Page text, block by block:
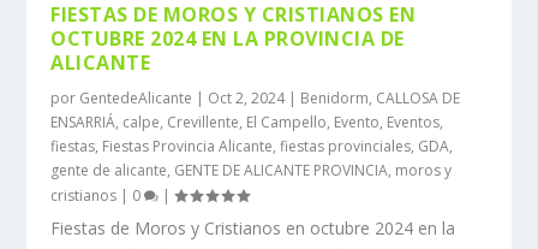
FIESTAS DE MOROS Y CRISTIANOS EN
OCTUBRE 2024 EN LA PROVINCIA DE
ALICANTE
por GentedeAlicante | Oct 2, 2024| Benidorm, CALLOSA DE
ENSARRIÁ, calpe, Crevillente, El Campello, Evento, Eventos,
fiestas, Fiestas Provincia Alicante,fiestas provinciales, GDA,
gente de alicante, GENTE DE ALICANTE PROVINCIA, moros y
cristianos | 0 |
Fiestas de Moros y Cristianos en octubre 2024 en la